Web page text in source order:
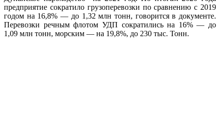
предприятие сократило грузоперевозки по сравнению с 2019
годом на 16,8% — до 1,32 млн тонн, говорится в документе.
Перевозки речным флотом УДП сократились на 16% — до
1,09 млн тонн, морским — на 19,8%, до 230 тыс. Тонн.